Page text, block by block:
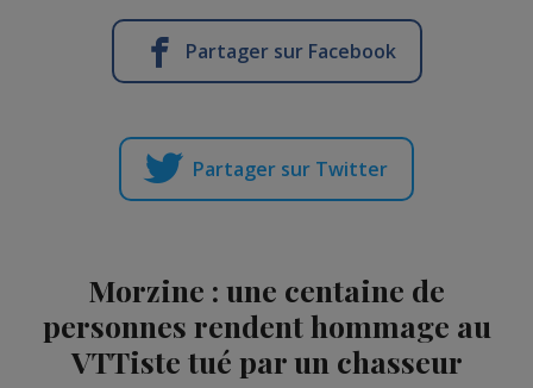
Partager sur Facebook
Partager sur Twitter
Morzine : une centaine de
personnes rendent hommage au
VTTiste tué par un chasseur